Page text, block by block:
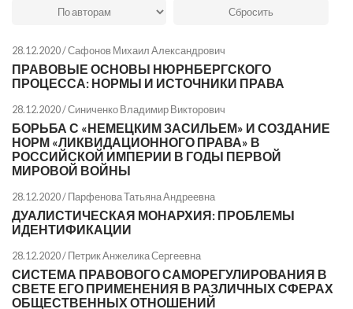
28.12.2020 /Сафонов Михаил Александрович
ПРАВОВЫЕ ОСНОВЫ НЮРНБЕРГСКОГО
ПРОЦЕССА: НОРМЫ И ИСТОЧНИКИ ПРАВА
28.12.2020 /Синиченко Владимир Викторович
БОРЬБА С «НЕМЕЦКИМ ЗАСИЛЬЕМ» И СОЗДАНИЕ
НОРМ «ЛИКВИДАЦИОННОГО ПРАВА» В
РОССИЙСКОЙ ИМПЕРИИ В ГОДЫ ПЕРВОЙ
МИРОВОЙ ВОЙНЫ
28.12.2020 /Парфенова Татьяна Андреевна
ДУАЛИСТИЧЕСКАЯ МОНАРХИЯ: ПРОБЛЕМЫ
ИДЕНТИФИКАЦИИ
28.12.2020 /Петрик Анжелика Сергеевна
СИСТЕМА ПРАВОВОГО САМОРЕГУЛИРОВАНИЯ В
СВЕТЕ ЕГО ПРИМЕНЕНИЯ В РАЗЛИЧНЫХ СФЕРАХ
ОБЩЕСТВЕННЫХ ОТНОШЕНИЙ